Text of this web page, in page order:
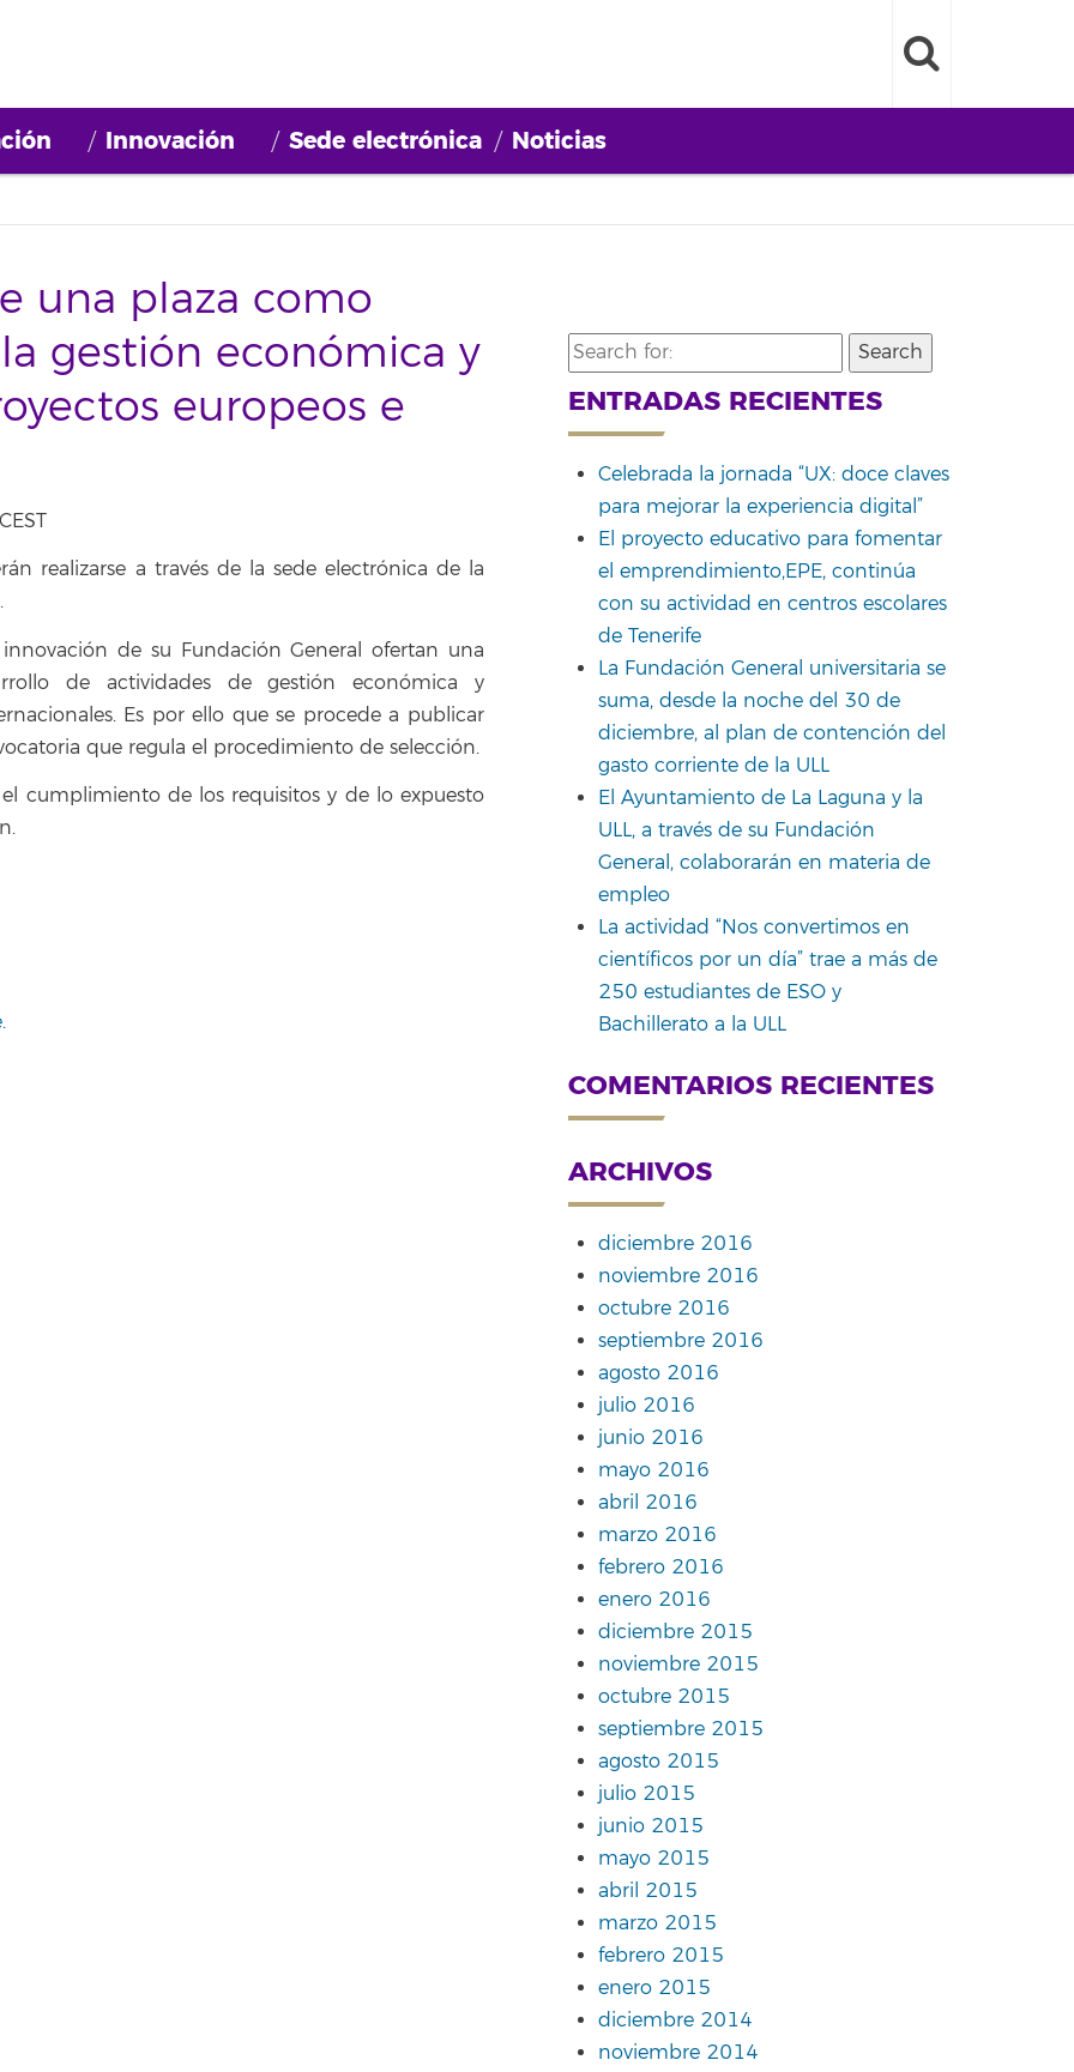
Innovación Sede electrónica Noticias
una plaza como
gestión económica y
europeos e
realizarse a través de la sede electrónica de la
de su Fundación General ofertan una
de actividades de gestión económica y
Es por ello que se procede a publicar
que regula el procedimiento de selección.
cumplimiento de los requisitos y de lo expuesto
.
Search
for:
ENTRADAS RECIENTES
Celebrada la jornada “UX: doce claves
para mejorar la experiencia digital”
El proyecto educativo para fomentar
el emprendimiento,EPE, continúa
con su actividad en centros escolares
de Tenerife
La Fundación General universitaria se
suma, desde la noche del 30 de
diciembre, al plan de contención del
gasto corriente de la ULL
El Ayuntamiento de La Laguna y la
ULL, a través de su Fundación
General, colaborarán en materia de
empleo
La actividad “Nos convertimos en
científicos por un día” trae a más de
250 estudiantes de ESO y
Bachillerato a la ULL
COMENTARIOS RECIENTES
ARCHIVOS
diciembre 2016
noviembre 2016
octubre 2016
septiembre 2016
agosto 2016
julio 2016
junio 2016
mayo 2016
abril 2016
marzo 2016
febrero 2016
enero 2016
diciembre 2015
noviembre 2015
octubre 2015
septiembre 2015
agosto 2015
julio 2015
junio 2015
mayo 2015
abril 2015
marzo 2015
febrero 2015
enero 2015
diciembre 2014
noviembre 2014